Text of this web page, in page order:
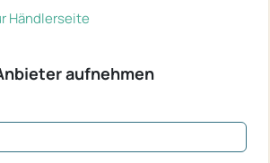
Händlerseite
aufnehmen